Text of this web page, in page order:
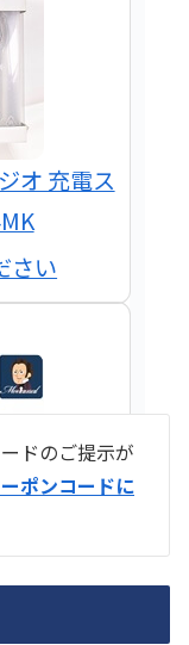
オ 充電ス
さい
い
ドのご提示が
ポンコードに